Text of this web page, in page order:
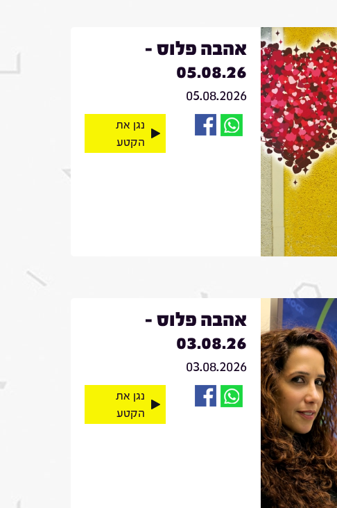
אהבה פלוס -
05.08.26
05.08.2026
נגן את
הקטע
אהבה פלוס -
03.08.26
03.08.2026
נגן את
הקטע